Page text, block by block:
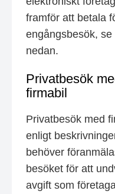
framför att betala
engångsbesök, se
nedan.
Privatbesök
firmabil
Privatbesök med
enligt
behöver
besöket för att
avgift som